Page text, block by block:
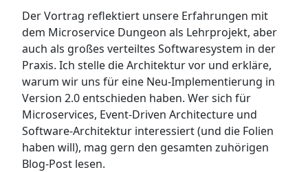
Der Vortrag reflektiert unsere Erfahrungen mit
dem Microservice Dungeon als Lehrprojekt, aber
auch als großes verteiltes Softwaresystem in der
Praxis. Ich stelle die Architektur vor und erkläre,
warum wir uns für eine Neu-Implementierung in
Version 2.0 entschieden haben. Wer sich für
Microservices, Event-Driven Architecture und
Software-Architektur interessiert (und die Folien
haben will), mag gern den gesamten zuhörigen
Blog-Post lesen.